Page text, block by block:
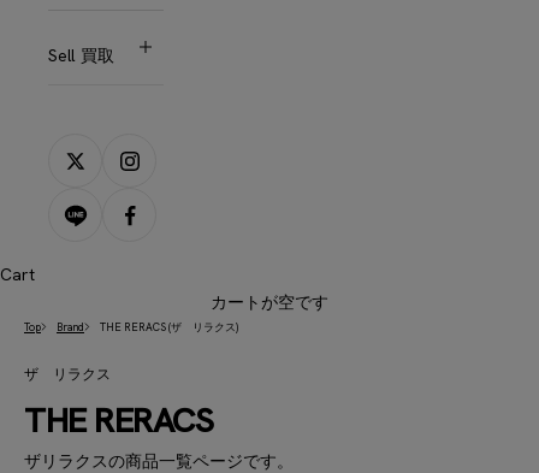
Sell 買取
Cart
カートが空です
Top Brand THE RERACS (ザ リラクス)
ザ リラクス
THE RERACS
ザリラクスの商品一覧ページです。